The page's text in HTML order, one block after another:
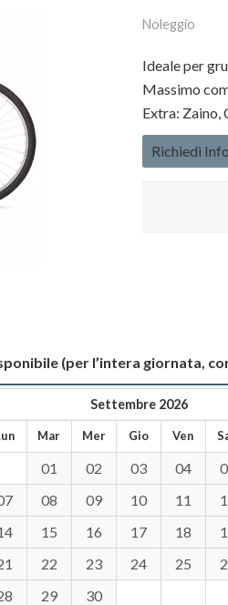
Noleggio
Ideale per
Massimo
Extra: Zaino,
Richiedi
(per l’intera giornata,
Settembre 2026
Mar Mer Gio Ven
01 02 03 04
08 09 10 11
15 16 17 18
22 23 24 25
29 30